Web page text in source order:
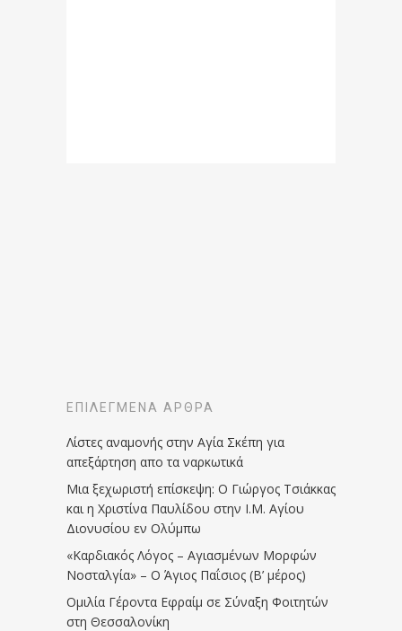
ΕΠΙΛΕΓΜΈΝΑ ΆΡΘΡΑ
Λίστες αναμονής στην Αγία Σκέπη για
απεξάρτηση απο τα ναρκωτικά
Μια ξεχωριστή επίσκεψη: Ο Γιώργος Τσιάκκας
και η Χριστίνα Παυλίδου στην Ι.Μ. Αγίου
Διονυσίου εν Ολύμπω
«Καρδιακός Λόγος – Αγιασμένων Μορφών
Νοσταλγία» – Ο Άγιος Παΐσιος (Β’ μέρος)
Ομιλία Γέροντα Εφραίμ σε Σύναξη Φοιτητών
στη Θεσσαλονίκη